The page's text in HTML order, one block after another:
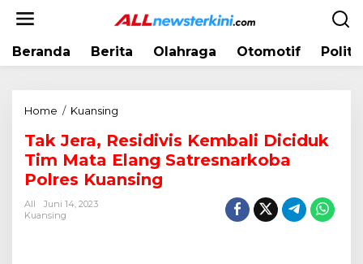
Beranda Berita Olahraga Otomotif
Home / Kuansing
k
J
e
Tak Jera, Residivis Kembali Diciduk
Tim Mata Elang Satresnarkoba
Polres Kuansing
All
Juni 14, 2023
Kuansing